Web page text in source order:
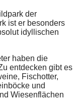
der
ist er besonders
idyllischen
haben die
entdecken gibt es
Fischotter,
und
Wiesenflächen